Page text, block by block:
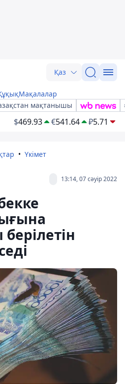
Қаз
Мақалалар
мақтанышы
$469.93 €541.64 ₽5.71
Үкімет
13:14, 07 сәуір 2022